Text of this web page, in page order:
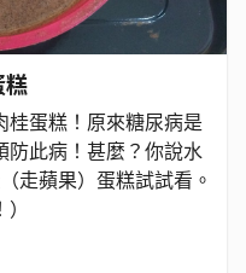
糕
桂蛋糕！原來糖尿病是
防此病！甚麼？你說水
走蘋果）蛋糕試試看。